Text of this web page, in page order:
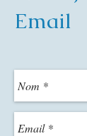
Email